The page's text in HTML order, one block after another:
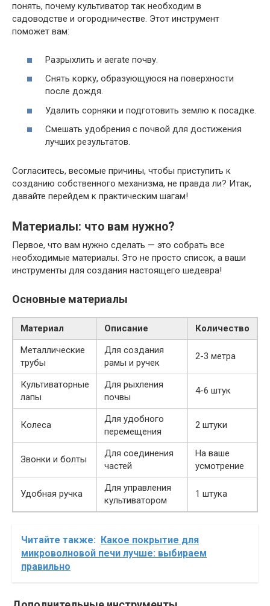
понять, почему культиватор так необходим в
садоводстве и огородничестве. Этот инструмент
поможет вам:
Разрыхлить и aerate почву.
Снять корку, образующуюся на поверхности
после дождя.
Удалить сорняки и подготовить землю к посадке.
Смешать удобрения с почвой для достижения
лучших результатов.
Согласитесь, весомые причины, чтобы приступить к
созданию собственного механизма, не правда ли? Итак,
давайте перейдем к практическим шагам!
Материалы: что вам нужно?
Первое, что вам нужно сделать — это собрать все
необходимые материалы. Это не просто список, а ваши
инструменты для создания настоящего шедевра!
Основные материалы
Материал Описание
Количество
Металлические
трубы
Для создания
рамы и ручек
2-3 метра
Культиваторные
лапы
Для рыхления
почвы
4-6 штук
Колеса
Для удобного
перемещения
2 штуки
Звонки и болты
Для соединения
частей
На ваше
усмотрение
Удобная ручка
Для управления
культиватором
1 штука
Читайте также: Какое покрытие для
микроволновой печи лучше: выбираем
правильно